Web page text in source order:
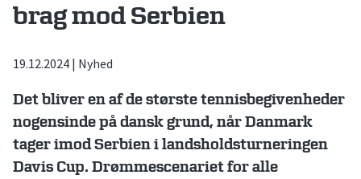
brag mod Serbien
19.12.2024 | Nyhed
Det bliver en af de største tennisbegivenheder
nogensinde på dansk grund, når Danmark
tager imod Serbien i landsholdsturneringen
Davis Cup. Drømmescenariet for alle